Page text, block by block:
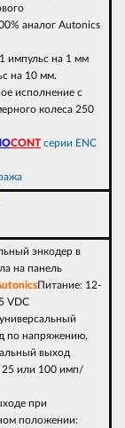
аналог Autonics
импульс на 1 мм
на 10 мм.
исполнение с
колеса 250
CONT серии ENC
энкодер в
на панель
Питание: 12-
VDC
по напряжению,
выход
25 или 100 имп/
при
положении: